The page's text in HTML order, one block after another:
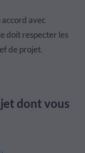
accord avec
doit respecter les
de projet.
dont vous